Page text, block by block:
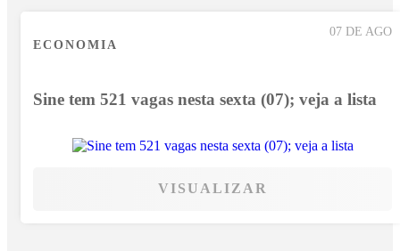
07 DE AGO
ECONOMIA
Sine tem 521 vagas nesta sexta (07); veja a lista
VISUALIZAR